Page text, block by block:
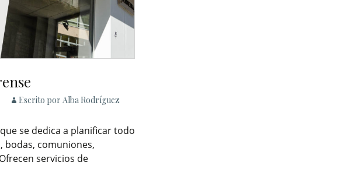
Escrito por Alba Rodríguez
se dedica a planificar todo
bodas, comuniones,
servicios de